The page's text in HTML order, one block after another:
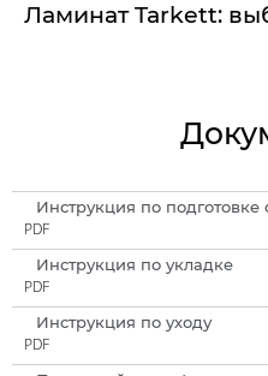
Ламинат Tarkett:
Инструкция по подготовке
PDF
Инструкция по укладке
PDF
Инструкция по уходу
PDF